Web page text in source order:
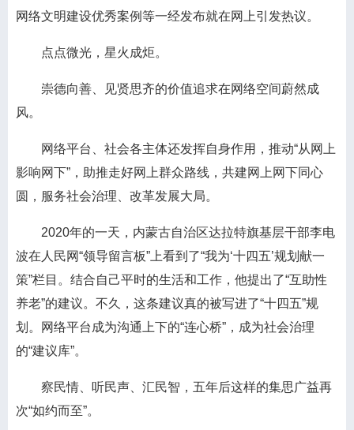
网络文明建设优秀案例等一经发布就在网上引发热议。
点点微光，星火成炬。
崇德向善、见贤思齐的价值追求在网络空间蔚然成
风。
网络平台、社会各主体还发挥自身作用，推动“从网上
影响网下”，助推走好网上群众路线，共建网上网下同心
圆，服务社会治理、改革发展大局。
2020年的一天，内蒙古自治区达拉特旗基层干部李电
波在人民网“领导留言板”上看到了“我为‘十四五’规划献一
策”栏目。结合自己平时的生活和工作，他提出了“互助性
养老”的建议。不久，这条建议真的被写进了“十四五”规
划。网络平台成为沟通上下的“连心桥”，成为社会治理
的“建议库”。
察民情、听民声、汇民智，五年后这样的集思广益再
次“如约而至”。